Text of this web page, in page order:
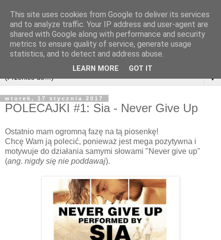
▼
wtorek, 17 stycznia 2017
POLECAJKI #1: Sia - Never Give Up
Ostatnio mam ogromną fazę na tą piosenkę!
Chcę Wam ją polecić, ponieważ jest mega pozytywna i
motywuje do działania samymi słowami "Never give up"
(ang. nigdy się nie poddawaj).
This site uses cookies from Google to deliver its services
and to analyze traffic. Your IP address and user-agent are
shared with Google along with performance and security
metrics to ensure quality of service, generate usage
statistics, and to detect and address abuse.
LEARN MORE GOT IT